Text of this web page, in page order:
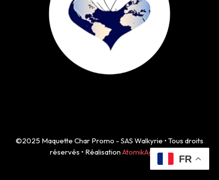
©2025 Maquette Char Promo - SAS Walkyrie • Tous droits
réservés • RéalisationAtomikAgency
FR